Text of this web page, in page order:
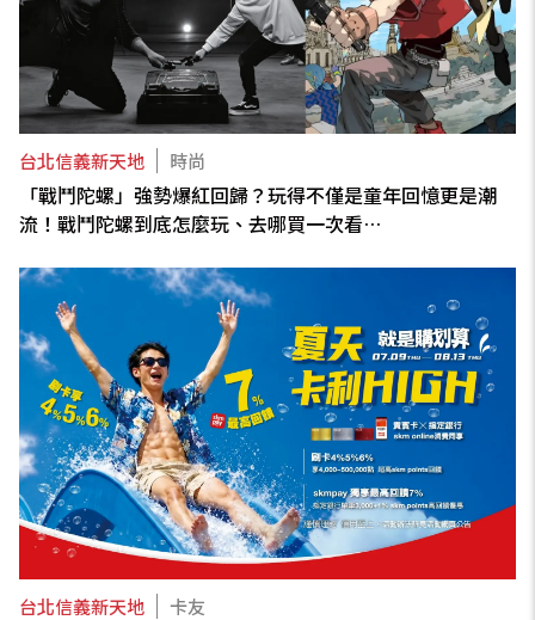
台北信義新天地 時尚
「戰鬥陀螺」強勢爆紅回歸？玩得不僅是童年回憶更是潮
流！戰鬥陀螺到底怎麼玩、去哪買一次看…
台北信義新天地 卡友